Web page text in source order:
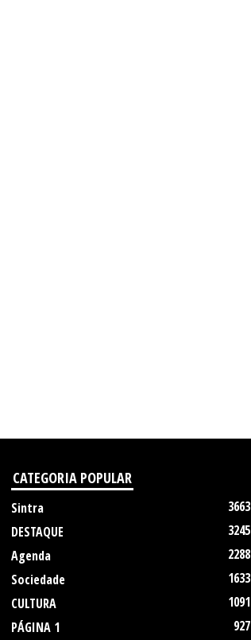
CATEGORIA POPULAR
Sintra
3663
DESTAQUE
3245
Agenda
2288
Sociedade
1633
CULTURA
1091
PÁGINA 1
927